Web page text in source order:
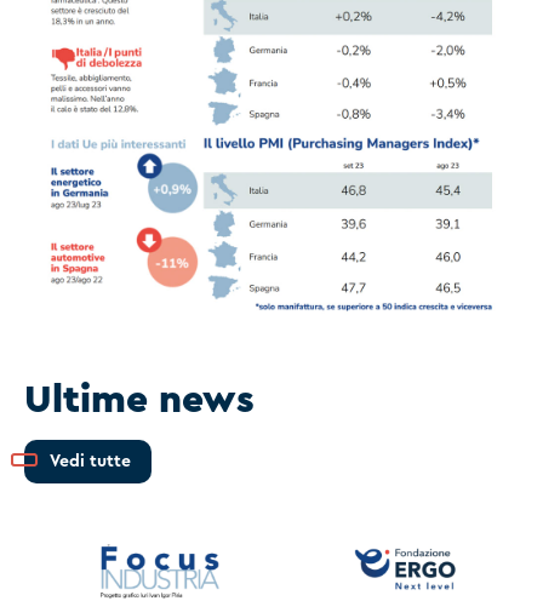
Ultime news
Vedi tutte